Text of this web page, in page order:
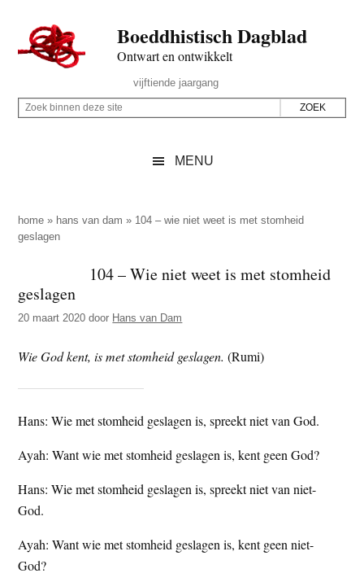
naar
de
inhoud
secondary
naar
de
sidebar
naar
de
Boeddhistisch Dagblad
Ontwart en ontwikkelt
Rechts
vijftiende jaargang
Z
p
d
z
e
i
t
Z
i
n
n
d
z
i
MENU
home » hans van dam » 104 – wie niet weet is met stomheid
geslagen
104 – Wie niet weet is met stomheid
geslagen
20 maart 2020 door Hans van Dam
Wie God kent, is met stomheid geslagen. (Rumi)
Hans: Wie met stomheid geslagen is, spreekt niet van God.
Ayah: Want wie met stomheid geslagen is, kent geen God?
Hans: Wie met stomheid geslagen is, spreekt niet van niet-
God.
Ayah: Want wie met stomheid geslagen is, kent geen niet-
God?